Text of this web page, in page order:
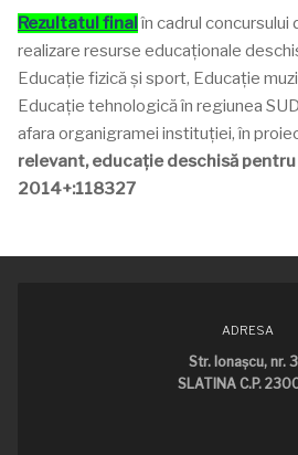
Rezultatul finalîn cadrul
realizare resurse educaționale
Educație fizică și sport, Educație
Educație tehnologică în regiunea
afara organigramei instituției, în
relevant, educație deschisă
2014+:118327
ADRESA
Str. Ionaşcu, nr.
SLATINA C.P.